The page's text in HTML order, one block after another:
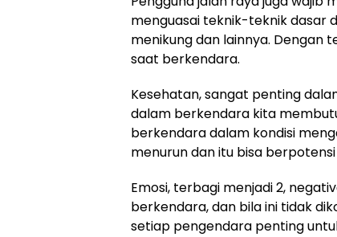
menguasai teknik-teknik dasar
menikung dan lainnya. Dengan
saat berkendara.
Kesehatan, sangat penting
dalam berkendara kita
berkendara dalam kondisi
menurun dan itu bisa
Emosi, terbagi menjadi 2,
berkendara, dan bila ini tidak
setiap pengendara penting